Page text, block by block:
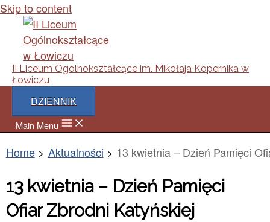
Skip to content
II Liceum Ogólnokształcące im. Mikołaja Kopernika w
Łowiczu
DZIENNIK
Main Menu
Home Aktualności 13 kwietnia – Dzień Pamięci
13 kwietnia – Dzień Pamięci
Ofiar Zbrodni Katyńskiej